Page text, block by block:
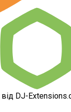
від DJ-